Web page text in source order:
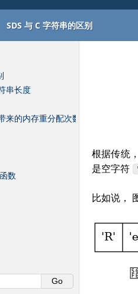
SDS 与 C 字符串的区别
根据传统
是空字符
比如说，
串长度
来的内存重分配次数
数